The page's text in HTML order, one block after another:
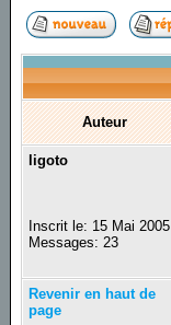
Auteur
ligoto
Inscrit le: 15 Mai 2005
Messages: 23
Revenir en haut de
page